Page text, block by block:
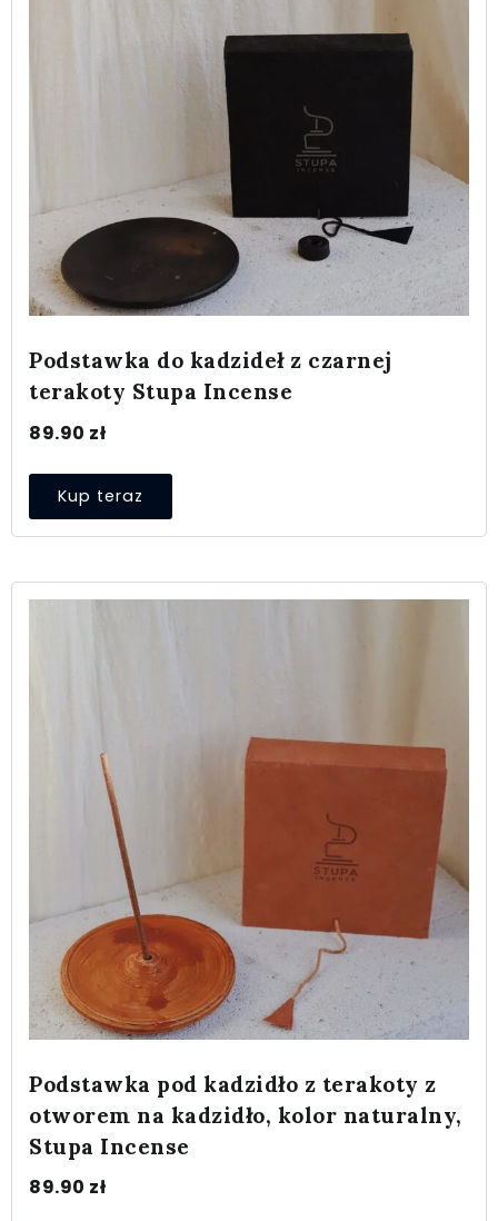
Podstawka do kadzideł z czarnej
terakoty Stupa Incense
89.90 zł
Kup teraz
Podstawka pod kadzidło z terakoty z
otworem na kadzidło, kolor naturalny,
Stupa Incense
89.90 zł